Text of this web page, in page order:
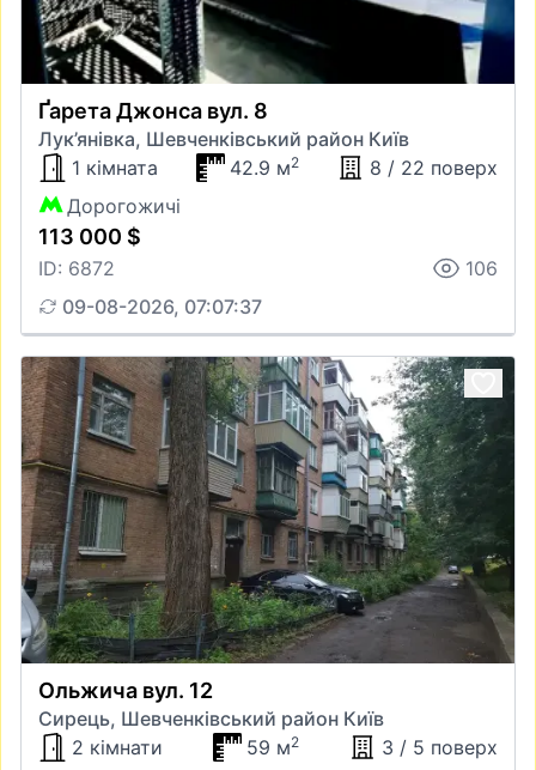
Ґарета Джонса вул. 8
Лук’янівка, Шевченківський район Київ
1 кімната
42.9 м2
8 / 22 поверх
Дорогожичі
113 000 $
ID: 6872
106
09-08-2026, 07:07:37
Ольжича вул. 12
Сирець, Шевченківський район Київ
2 кімнати
59 м2
3 / 5 поверх